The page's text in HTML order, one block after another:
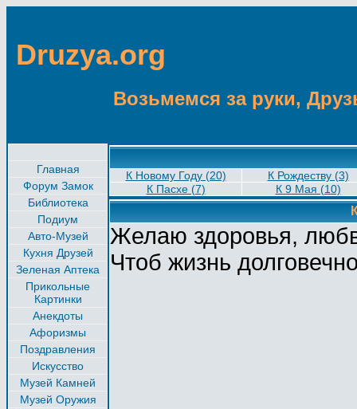
Druzya.org
Возьмемся за руки,
Главная
Форум Замок
Библиотека
Подиум
Авто-Музей
Кухня Друзей
Зеленая Аптека
Прикольные
Картинки
Анекдоты
Афоризмы
Поздравления
Искусство
Музей Камней
Музей Оружия
К Новому Году (20)
К Рождеству (3)
К Пасхе (7)
К 9 Мая (10)
Желаю здоровья,
Чтоб жизнь